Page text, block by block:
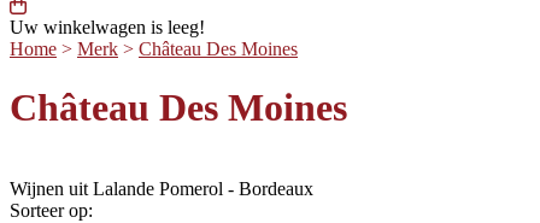
Uw winkelwagen is leeg!
Home > Merk > Château Des Moines
Château Des Moines
Wijnen uit Lalande Pomerol - Bordeaux
Sorteer op: